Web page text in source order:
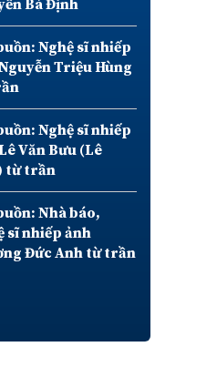
Bá Định
Nghệ sĩ nhiếp
Triệu Hùng
Nghệ sĩ nhiếp
Văn Bưu (Lê
từ trần
Nhà báo,
sĩ nhiếp ảnh
Đức Anh từ trần